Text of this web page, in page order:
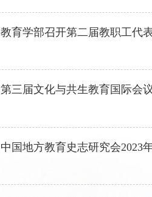
教育学部召开第二届教职工代
第三届文化与共生教育国际会
中国地方教育史志研究会2023